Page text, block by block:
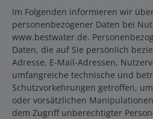
Im Folgenden informieren wir
personenbezogener Daten bei
www.bestwater.de.
Daten, die auf Sie persönlich
Adresse, E-Mail-Adressen,
umfangreiche technische und
Schutzvorkehrungen getroffen,
oder vorsätzlichen
dem Zugriff unberechtigter